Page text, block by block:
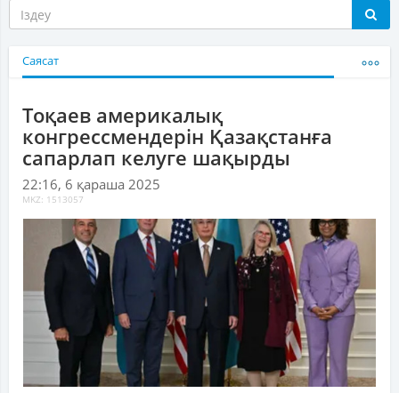
Саясат
Тоқаев америкалық
конгрессмендерін Қазақстанға
сапарлап келуге шақырды
22:16, 6 қараша 2025
MKZ: 1513057